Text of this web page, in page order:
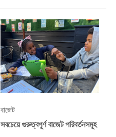
বাজেট
সবচেয়ে গুরুত্বপূর্ণ বাজেট পরিবর্তনসমূহ